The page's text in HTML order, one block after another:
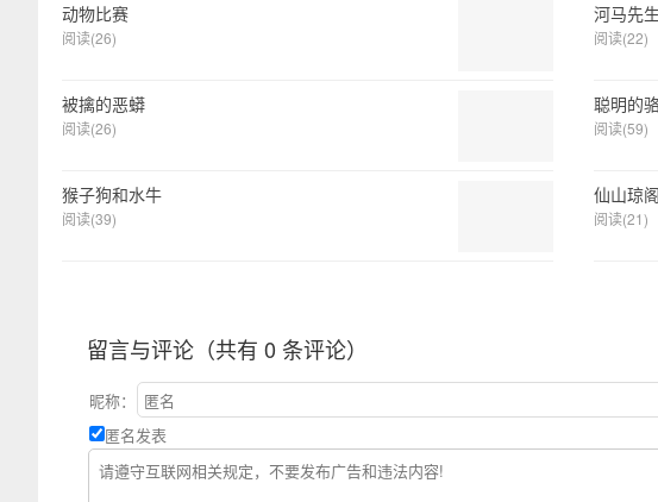
动物比赛
阅读(26)
河马先
阅读(22)
被擒的恶蟒
阅读(26)
聪明的
阅读(59)
猴子狗和水牛
阅读(39)
仙山琼阁
阅读(21)
留言与评论（共有 0 条评论）
昵称：
匿名发表